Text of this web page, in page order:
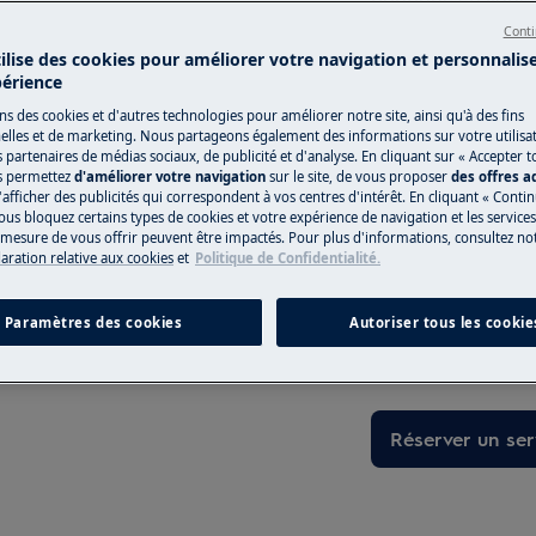
manuel d'utilisation de votre
maintenance.
désactivez l'appareil et
Vers la
Service de
Besoin d’une
votre appareil
aujourd’hui
réservez et
Réserver un
des cookies pour améliorer votre navigation et
des cookies et d'autres technologies pour améliorer notre site, ainsi qu'à des fins
et de marketing. Nous partageons également des informations sur votre
partenaires de médias sociaux, de publicité et d'analyse. En cliquant sur « Accepter
permettez d'améliorer votre navigation sur le site, de vous proposer des offres
des publicités qui correspondent à vos centres d'intérêt. En cliquant «
bloquez certains types de cookies et votre expérience de navigation et les
de vous offrir peuvent être impactés. Pour plus d'informations, consultez
relative aux cookies et Politique de Confidentialité.
Paramètres des cookies Autoriser tous les